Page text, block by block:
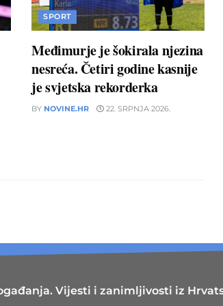
SPORT
Međimurje je šokirala njezina
nesreća. Četiri godine kasnije
je svjetska rekorderka
BY NOVINE.HR 22. SRPNJA 2026.
Vijesti i zanimljivosti iz